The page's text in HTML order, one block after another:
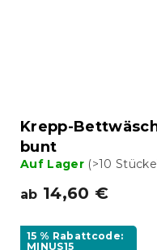
Krepp-
bunt
Auf Lager (>10
ab 14,60 €
15 % Rabattcode:
MINUS15